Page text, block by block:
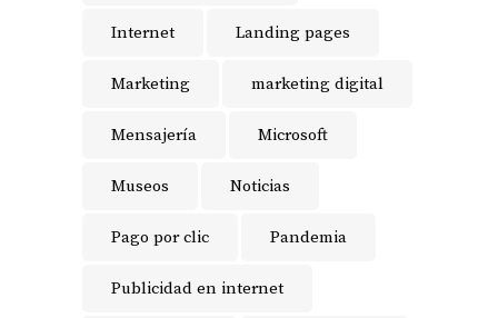
Internet Landing pages
Marketing marketing digital
Mensajería Microsoft
Museos Noticias
Pago por clic Pandemia
Publicidad en internet